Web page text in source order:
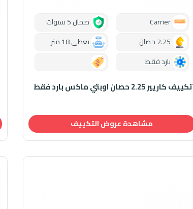
بارد فقط
ضمان 5 سنوات
يغطي 18 متر
تكييف كاريير 2.25 حصان اوبتي ماكس بارد فقط
مشاهدة عروض التكييف